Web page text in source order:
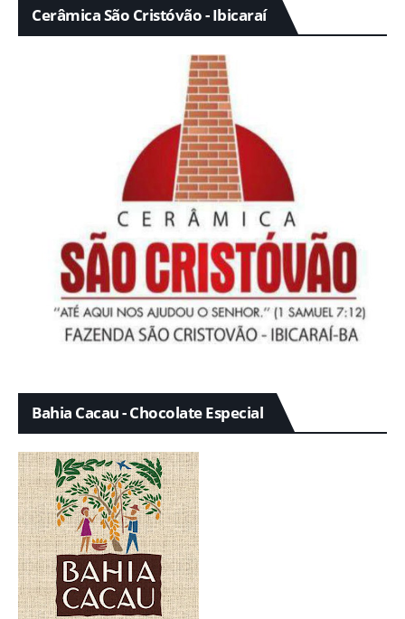
Cerâmica São Cristóvão - Ibicaraí
Bahia Cacau - Chocolate Especial